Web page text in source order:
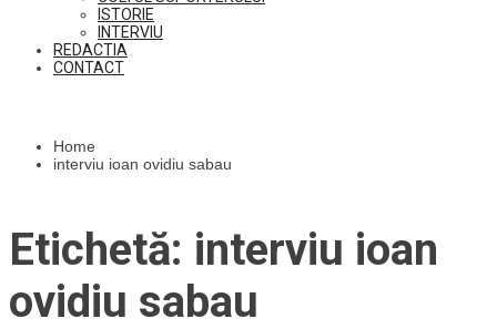
ISTORIE
INTERVIU
REDACTIA
CONTACT
Home
interviu ioan ovidiu sabau
Etichetă: interviu ioan
ovidiu sabau